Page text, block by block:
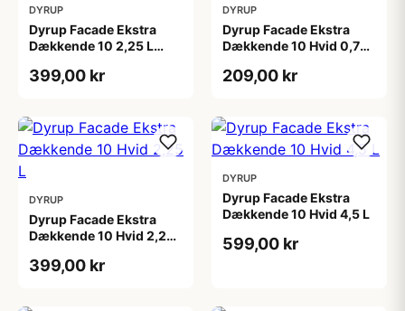
DYRUP
Dyrup Facade Ekstra
Dækkende 10 2,25 L
399,00 kr
DYRUP
Dyrup Facade Ekstra
Dækkende 10 Hvid 0,75
209,00 kr
DYRUP
Dyrup Facade Ekstra
Dækkende 10 Hvid 2,25
399,00 kr
DYRUP
Dyrup Facade Ekstra
Dækkende 10 Hvid 4,5 L
599,00 kr